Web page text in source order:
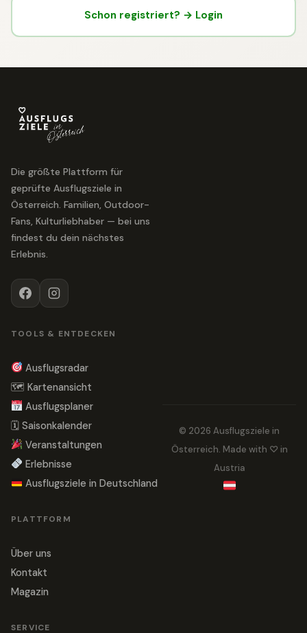
Schon registriert? → Login
Die größte Plattform für
geprüfte Ausflugsziele in
Österreich. Familien, Outdoor-
Fans, Kulturliebhaber — bei uns
findest du dein nächstes
Erlebnis.
TOOLS & ENTDECKEN
Ausflugsradar
🗺 Kartenansicht
Ausflugsplaner
🗓 Saisonkalender
Veranstaltungen
Erlebnisse
Ausflugsziele in Deutschland
PLATTFORM
Über uns
Kontakt
Magazin
SERVICE
© 2026 Ausflugsziele in
Österreich. Made with ♡ in
Austria